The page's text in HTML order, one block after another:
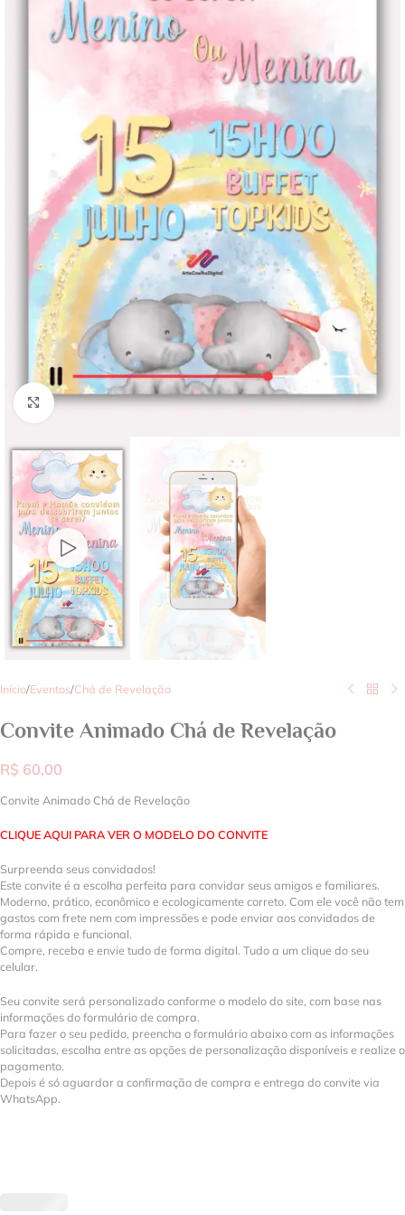
Clique para ampliar
Início/Eventos/Chá de Revelação
Convite Animado Chá de Revelação
R$ 60,00
Convite Animado Chá de Revelação
CLIQUE AQUI PARA VER O MODELO DO CONVITE
Surpreenda seus convidados!
Este convite é a escolha perfeita para convidar seus amigos e familiares.
Moderno, prático, econômico e ecologicamente correto. Com ele você não tem
gastos com frete nem com impressões e pode enviar aos convidados de
forma rápida e funcional.
Compre, receba e envie tudo de forma digital. Tudo a um clique do seu
celular.
Seu convite será personalizado conforme o modelo do site, com base nas
informações do formulário de compra.
Para fazer o seu pedido, preencha o formulário abaixo com as informações
solicitadas, escolha entre as opções de personalização disponíveis e realize o
pagamento.
Depois é só aguardar a confirmação de compra e entrega do convite via
WhatsApp.